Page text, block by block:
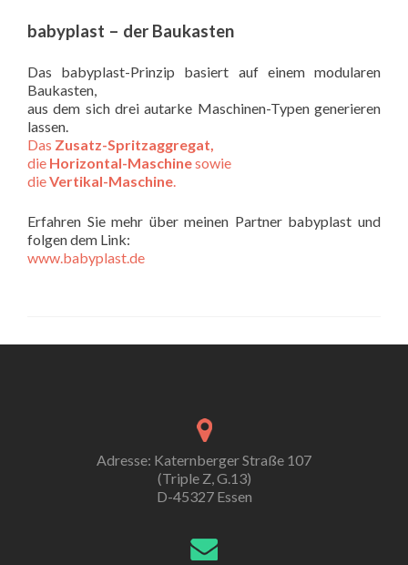
babyplast – der Baukasten
Das babyplast-Prinzip basiert auf einem modularen
Baukasten,
aus dem sich drei autarke Maschinen-Typen generieren
lassen.
Das Zusatz-Spritzaggregat,
die Horizontal-Maschinesowie
dieVertikal-Maschine.
Erfahren Sie mehr über meinen Partner babyplast und
folgen dem Link:
www.babyplast.de
Adresse: Katernberger Straße 107
(Triple Z, G.13)
D-45327 Essen